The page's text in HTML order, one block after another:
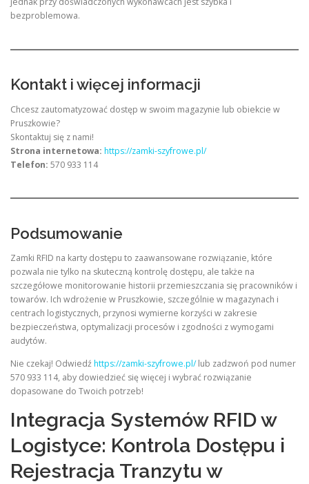
bezproblemowa.
Kontakt i więcej informacji
Chcesz zautomatyzować dostęp w swoim magazynie lub obiekcie w
Pruszkowie?
Skontaktuj się z nami!
Strona internetowa: https://zamki-szyfrowe.pl/
Telefon: 570 933 114
Podsumowanie
Zamki RFID na karty dostępu to zaawansowane rozwiązanie, które
pozwala nie tylko na skuteczną kontrolę dostępu, ale także na
szczegółowe monitorowanie historii przemieszczania się pracowników i
towarów. Ich wdrożenie w Pruszkowie, szczególnie w magazynach i
centrach logistycznych, przynosi wymierne korzyści w zakresie
bezpieczeństwa, optymalizacji procesów i zgodności z wymogami
audytów.
Nie czekaj! Odwiedźhttps://zamki-szyfrowe.pl/lub zadzwoń pod numer
570 933 114, aby dowiedzieć się więcej i wybrać rozwiązanie
dopasowane do Twoich potrzeb!
Integracja Systemów RFID w
Logistyce: Kontrola Dostępu i
Rejestracja Tranzytu w